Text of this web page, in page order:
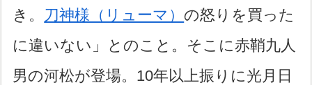
き。 刀神様（リューマ）の怒りを買った
に違いない」とのこと。そこに赤鞘九人
男の河松が登場。10年以上振りに光月日